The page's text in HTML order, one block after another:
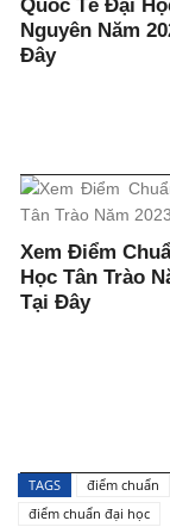
Quốc Tế Đại
Nguyên Năm
Đây
Xem Điểm
Học Tân Trào
Tại Đây
TAGS điểm chuẩn
điểm chuẩn đại học